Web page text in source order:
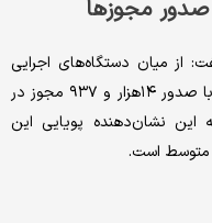
صدور مجوزها
از میان دستگاه‌‌‌های اجرایی
استان، اداره‌‌‌کل تعاون، کار و رفاه اجتماعی با صدور ۱۴‌هزار و ۹۳۷ مجوز در
نشان‌‌‌دهنده پویایی این
است.